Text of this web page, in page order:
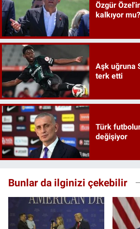
Özgür
kalkıyor mu?
Aşk uğruna
terk etti
Türk
değişiyor
Bunlar da ilginizi çekebilir